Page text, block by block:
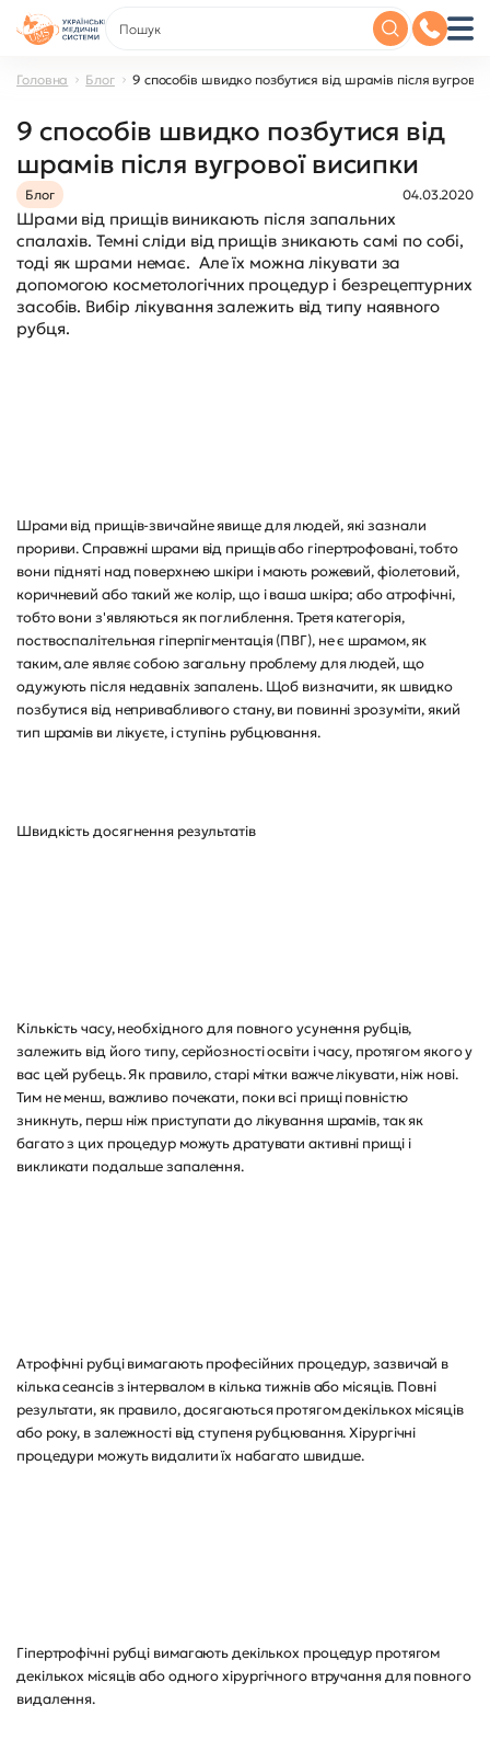
Головна Блог 9 способів швидко позбутися від шрамів після
9 способів швидко позбутися від
шрамів після вугрової висипки
Блог 04.03.2020
Шрами від прищів виникають після запальних
спалахів. Темні сліди від прищів зникають самі по собі,
тоді як шрами немає. Але їх можна лікувати за
допомогою косметологічних процедур і безрецептурних
засобів. Вибір лікування залежить від типу наявного
рубця.
Шрами від прищів-звичайне явище для людей, які зазнали
прориви. Справжні шрами від прищів або гіпертрофовані, тобто
вони підняті над поверхнею шкіри і мають рожевий, фіолетовий,
коричневий або такий же колір, що і ваша шкіра; або атрофічні,
тобто вони з'являються як поглиблення. Третя категорія,
поствоспалітельная гіперпігментація (ПВГ), не є шрамом, як
таким, але являє собою загальну проблему для людей, що
одужують після недавніх запалень. Щоб визначити, як швидко
позбутися від непривабливого стану, ви повинні зрозуміти, який
тип шрамів ви лікуєте, і ступінь рубцювання.
Швидкість досягнення результатів
Кількість часу, необхідного для повного усунення рубців,
залежить від його типу, серйозності освіти і часу, протягом якого у
вас цей рубець. Як правило, старі мітки важче лікувати, ніж нові.
Тим не менш, важливо почекати, поки всі прищі повністю
зникнуть, перш ніж приступати до лікування шрамів, так як
багато з цих процедур можуть дратувати активні прищі і
викликати подальше запалення.
Атрофічні рубці вимагають професійних процедур, зазвичай в
кілька сеансів з інтервалом в кілька тижнів або місяців. Повні
результати, як правило, досягаються протягом декількох місяців
або року, в залежності від ступеня рубцювання. Хірургічні
процедури можуть видалити їх набагато швидше.
Гіпертрофічні рубці вимагають декількох процедур протягом
декількох місяців або одного хірургічного втручання для повного
видалення.